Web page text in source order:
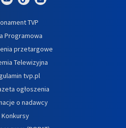
TVP
Programowa
przetargowe
Telewizyjna
tvp.pl
ogłoszenia
o nadawcy
Konkursy